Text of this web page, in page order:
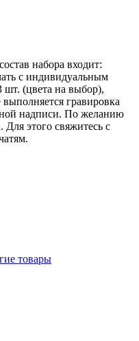
набора входит:
с индивидуальным
шт. (цвета на выбор),
гравировка
надписи. По желанию
этого свяжитесь с
товары